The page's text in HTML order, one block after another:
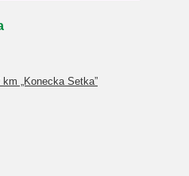
„Konecka Setka”